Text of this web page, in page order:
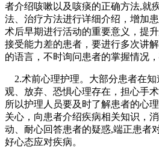
者介绍咳嗽以及咳痰的正确方法,就
法、治疗方法进行详细介绍，增加
术后早期进行活动的重要意义，提
接受能力差的患者，要进行多次讲
的语言，不时询问患者的掌握情况，
2.术前心理护理。大部分患者在知
观、放弃、恐惧心理存在，担心手
所以护理人员要及时了解患者的心
关心，向患者介绍疾病相关知识，
动、耐心回答患者的疑惑,端正患者
好心态应对疾病。